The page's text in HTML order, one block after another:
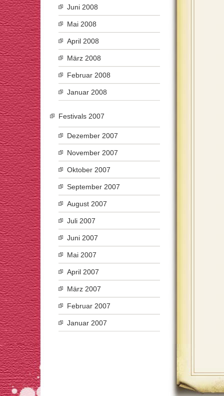
Juni 2008
Mai 2008
April 2008
März 2008
Februar 2008
Januar 2008
Festivals 2007
Dezember 2007
November 2007
Oktober 2007
September 2007
August 2007
Juli 2007
Juni 2007
Mai 2007
April 2007
März 2007
Februar 2007
Januar 2007